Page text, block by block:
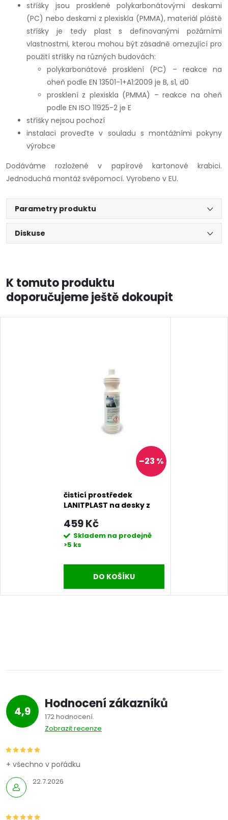
stříšky jsou prosklené polykarbonátovými deskami
(PC) nebo deskami z plexiskla (PMMA), materiál pláště
stříšky je tedy plast s definovanými požárními
vlastnostmi, kterou mohou být zásadně omezující pro
použití stříšky na různých budovách:
polykarbonátové prosklení (PC) – reakce na
oheň podle EN 13501-1+A1:2009 je B, s1, d0
prosklení z plexiskla (PMMA) – reakce na oheň
podle EN ISO 11925-2 je E
stříšky nejsou pochozí
instalaci proveďte v souladu s montážními pokyny
výrobce
Dodáváme rozložené v papírové kartonové krabici.
Jednoduchá montáž svépomocí. Vyrobeno v EU.
Parametry produktu
Diskuse
K tomuto produktu
doporučujeme ještě dokoupit
–23 %
čisticí prostředek
LANITPLAST na desky z
459 Kč
Skladem na prodejně
>5 ks
DO KOŠÍKU
4,9 Hodnocení zákazníků
172 hodnocení
Zobrazit recenze
22.7.2026
+ všechno v pořádku